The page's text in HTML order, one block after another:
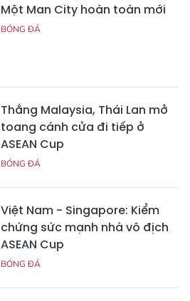
Một Man City hoàn toàn mới
BÓNG ĐÁ
Thắng Malaysia, Thái Lan mở
toang cánh cửa đi tiếp ở
ASEAN Cup
BÓNG ĐÁ
Việt Nam - Singapore: Kiểm
chứng sức mạnh nhà vô địch
ASEAN Cup
BÓNG ĐÁ